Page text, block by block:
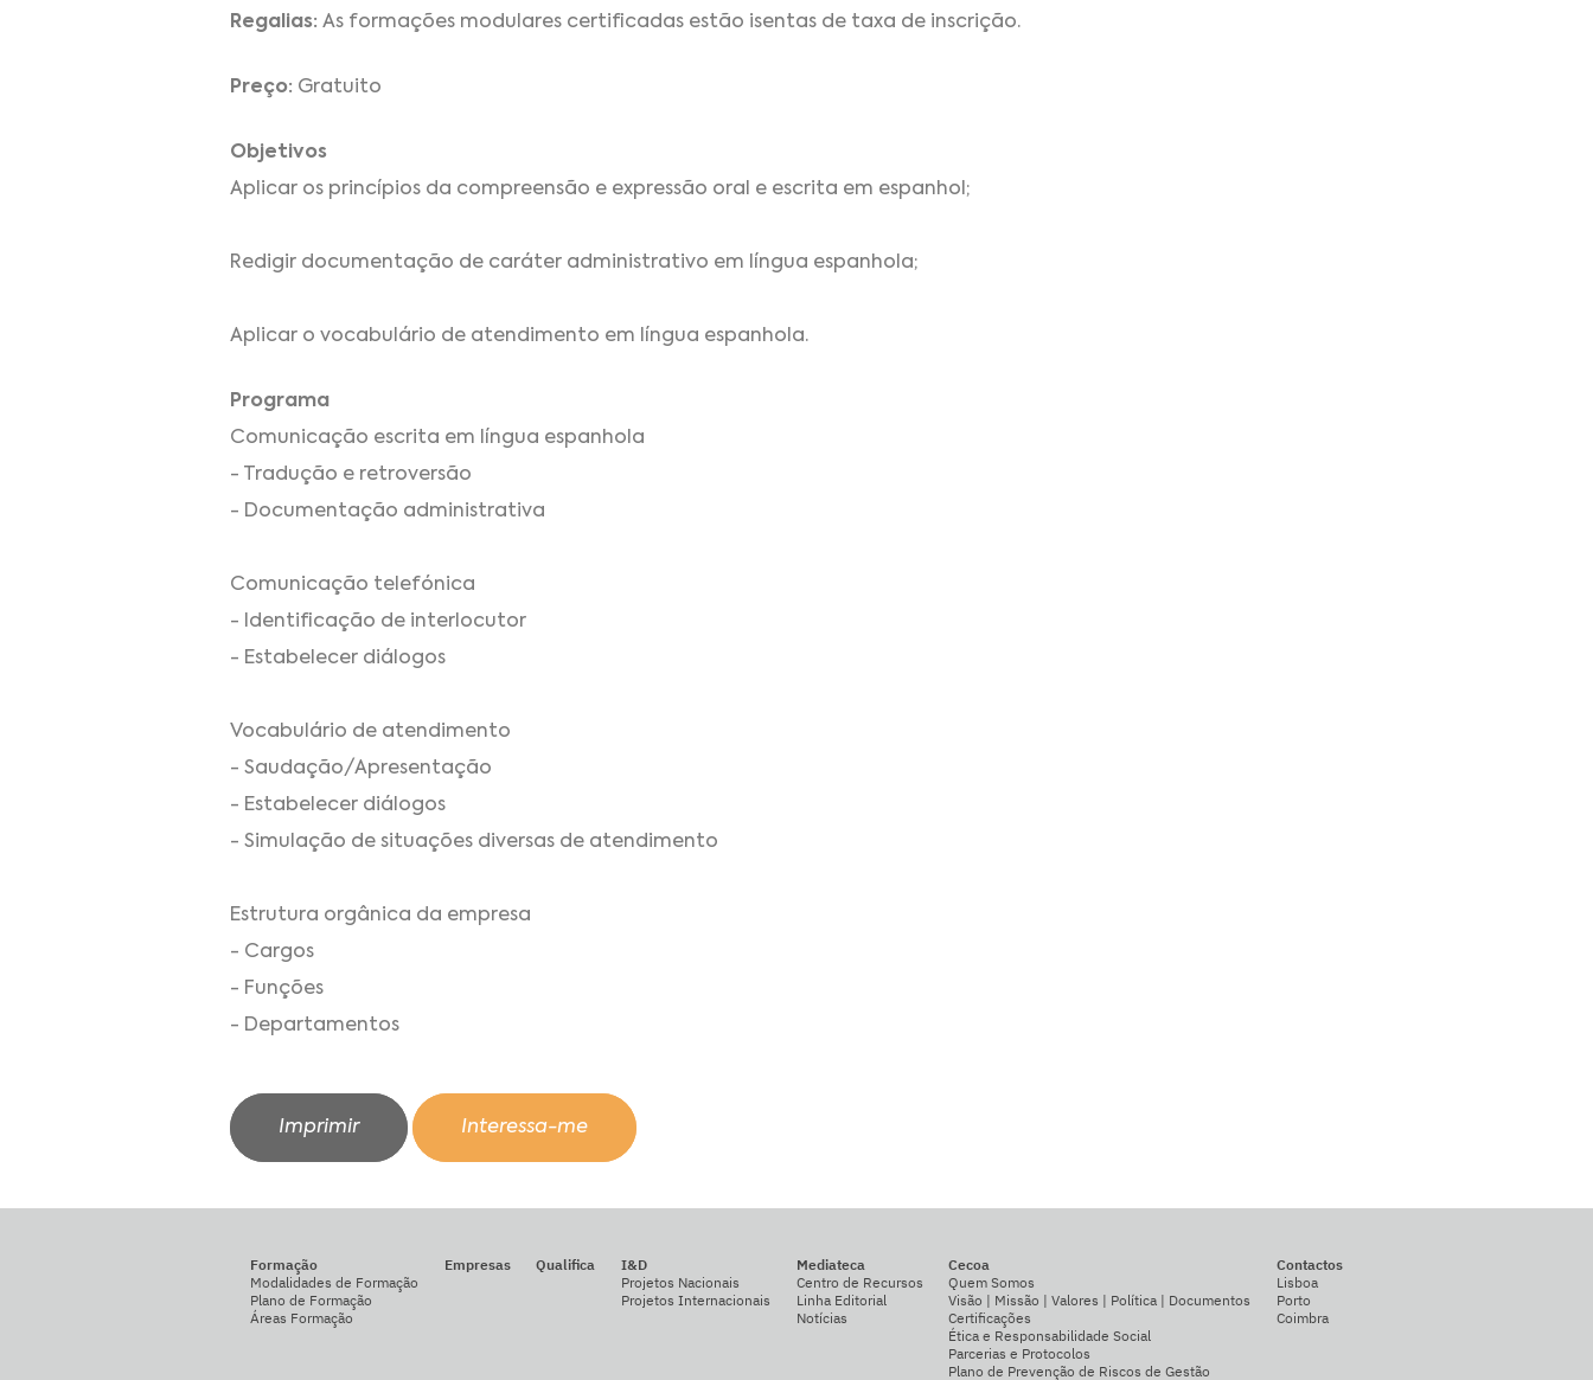
Regalias: As formações modulares certificadas estão isentas de taxa de inscrição.
Preço: Gratuito
Objetivos
Aplicar os princípios da compreensão e expressão oral e escrita em espanhol;
Redigir documentação de caráter administrativo em língua espanhola;
Aplicar o vocabulário de atendimento em língua espanhola.
Programa
Comunicação escrita em língua espanhola
- Tradução e retroversão
- Documentação administrativa
Comunicação telefónica
- Identificação de interlocutor
- Estabelecer diálogos
Vocabulário de atendimento
- Saudação/Apresentação
- Estabelecer diálogos
- Simulação de situações diversas de atendimento
Estrutura orgânica da empresa
- Cargos
- Funções
- Departamentos
Imprimir Interessa-me
Formação
Modalidades de Formação
Plano de Formação
Áreas Formação
Empresas Qualifica
I&D
Projetos Nacionais
Projetos Internacionais
Mediateca
Centro de Recursos
Linha Editorial
Notícias
Cecoa
Quem Somos
Visão | Missão | Valores | Política | Documentos
Certificações
Ética e Responsabilidade Social
Parcerias e Protocolos
Plano de Prevenção de Riscos de Gestão
Contactos
Lisboa
Porto
Coimbra